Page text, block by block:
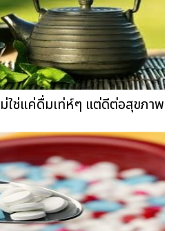
ใช่แค่ดื่มเท่ห์ๆ แต่ดีต่อสุขภาพ